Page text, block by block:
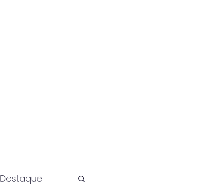
Destaque